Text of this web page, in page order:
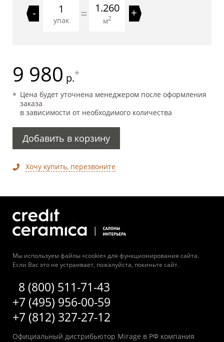
-
упак = 1.260
м2 +
9 980 р.*
Цена будет уточнена менеджером после оформления
заказа
в зависимости от необходимого количества
Добавить в корзину
Хочу купить, перезвоните
Мы используем файлы «cookie» для функционирования сайта.
Если Вас это не устраивает, пожалуйста, покиньте сайт.
8 (800) 511-71-43
+7 (495) 956-00-59
+7 (812) 327-27-12
Официальный дистрибьютор Mirage в РФ компания